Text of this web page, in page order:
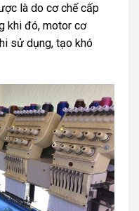
là do cơ chế cấp
khi đó, motor cơ
sử dụng, tạo khó